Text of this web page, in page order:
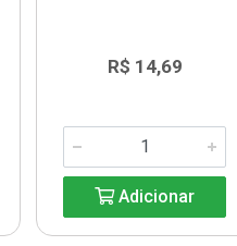
R$ 14,69
Adicionar